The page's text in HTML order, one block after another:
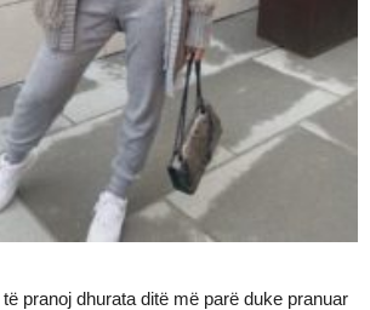
pranoj dhurata ditë më parë duke pranuar